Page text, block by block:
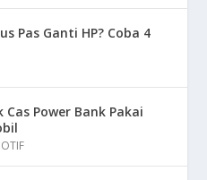
Pas Ganti HP? Coba 4
Power Bank Pakai